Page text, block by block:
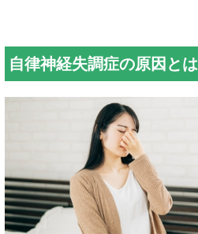
自律神経失調症の原因とは